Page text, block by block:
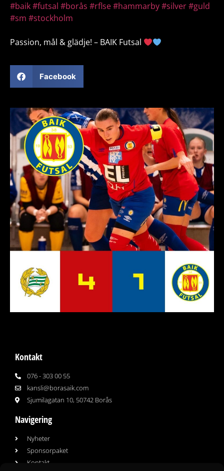
#baik#futsal #borås #rflse#hammarby#silver#guld
#sm #stockholm
Passion, mål & glädje! – BAIK Futsal
Facebook
Kontakt
076 - 303 00 55
kansli@borasaik.com
Sjumilagatan 10, 50742 Borås
Navigering
Nyheter
Sponsorpaket
Kontakt